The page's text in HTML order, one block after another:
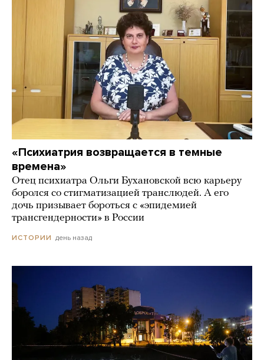
«Психиатрия возвращается в темные
времена»
Отец психиатра Ольги Бухановской всю карьеру
боролся со стигматизацией транслюдей. А его
дочь призывает бороться с «эпидемией
трансгендерности» в России
ИСТОРИИ день назад